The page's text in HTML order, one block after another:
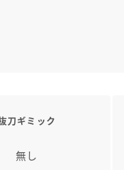
刀ギミック
無し